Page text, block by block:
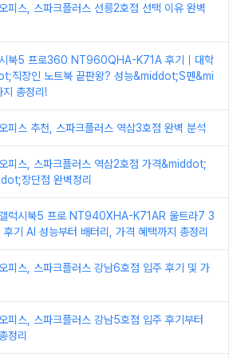
피스, 스파크플러스 선릉2호점 선택 이유 완벽
북5 프로360 NT960QHA-K71A 후기｜대학
직장인 노트북 끝판왕? 성능&middot;S펜&mi
총정리!
피스 추천, 스파크플러스 역삼3호점 완벽 분석
피스, 스파크플러스 역삼2호점 가격&middot;
장단점 완벽정리
럭시북5 프로 NT940XHA-K71AR 울트라7 3
기 AI 성능부터 배터리, 가격 혜택까지 총정리
피스, 스파크플러스 강남6호점 입주 후기 및 가
피스, 스파크플러스 강남5호점 입주 후기부터
정리